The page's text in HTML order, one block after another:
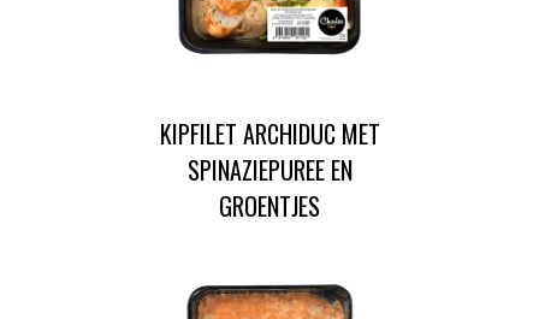
KIPFILET ARCHIDUC MET
SPINAZIEPUREE EN
GROENTJES